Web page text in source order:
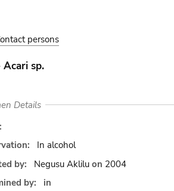
persons
sp.
Details
In alcohol
by:
Negusu Aklilu on 2004
by:
in